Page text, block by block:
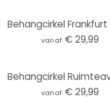
vanaf € 29,99
vanaf € 29,99